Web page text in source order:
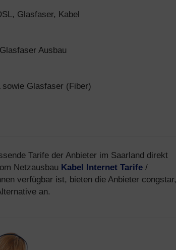
Glasfaser, Kabel
Ausbau
sowie Glasfaser (Fiber)
Tarife der Anbieter im Saarland direkt
Netzausbau Kabel Internet Tarife /
verfügbar ist, bieten die Anbieter congstar,
an.